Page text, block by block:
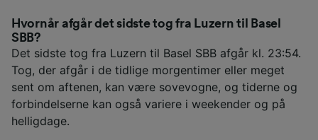
Hvornår afgår det sidste tog fra Luzern til Basel
SBB?
Det sidste tog fra Luzern til Basel SBB afgår kl. 23:54.
Tog, der afgår i de tidlige morgentimer eller meget
sent om aftenen, kan være sovevogne, og tiderne og
forbindelserne kan også variere i weekender og på
helligdage.